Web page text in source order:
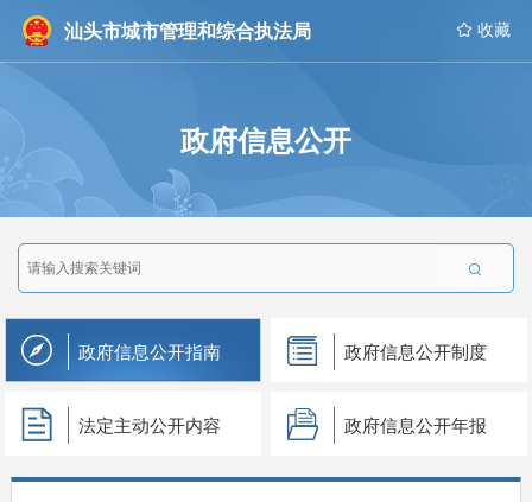
汕头市城市管理和综合执法局  收藏
政府信息公开

政府信息公开指南 政府信息公开制度
法定主动公开内容 政府信息公开年报